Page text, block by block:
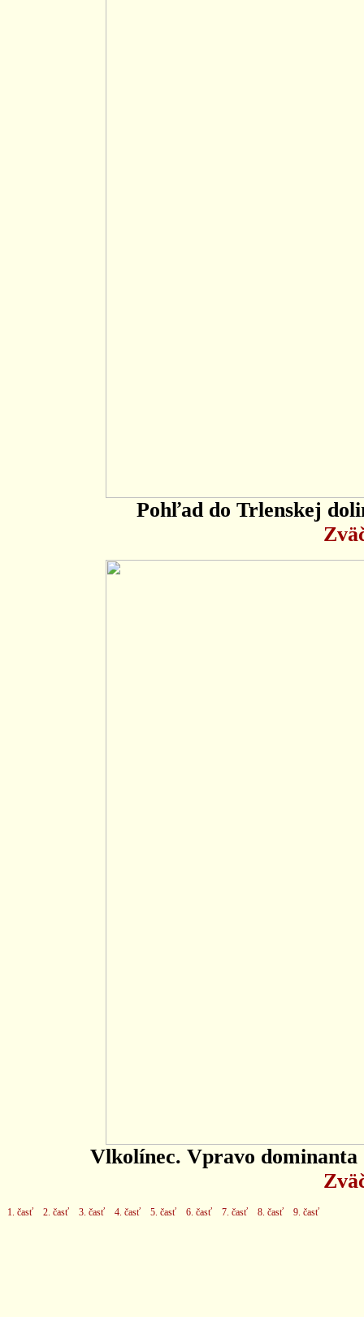
Pohľad do Trlenskej
Vlkolínec. Vpravo dominanta
1. časť 2. časť 3. časť 4. časť 5. časť 6. časť 7. časť 8. časť 9. časť